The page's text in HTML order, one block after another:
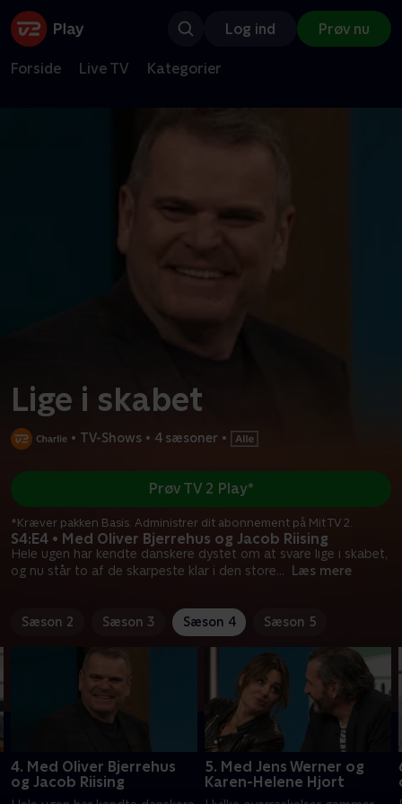
Log ind Prøv nu
Forside Live TV Kategorier
Lige i skabet
• TV-Shows • 4 sæsoner •
S4:E4 • Med Oliver Bjerrehus og Jacob Riising
Hele ugen har kendte danskere dystet om at svare lige i skabet,
og nu står to af de skarpeste klar i den store... Læs mere
Prøv TV 2 Play*
*Kræver pakken Basis. Administrer dit abonnement på Mit TV 2.
Sæson 2 Sæson 3 Sæson 4 Sæson 5
4. Med Oliver Bjerrehus
og Jacob Riising
5. Med Jens Werner og
Karen-Helene Hjort